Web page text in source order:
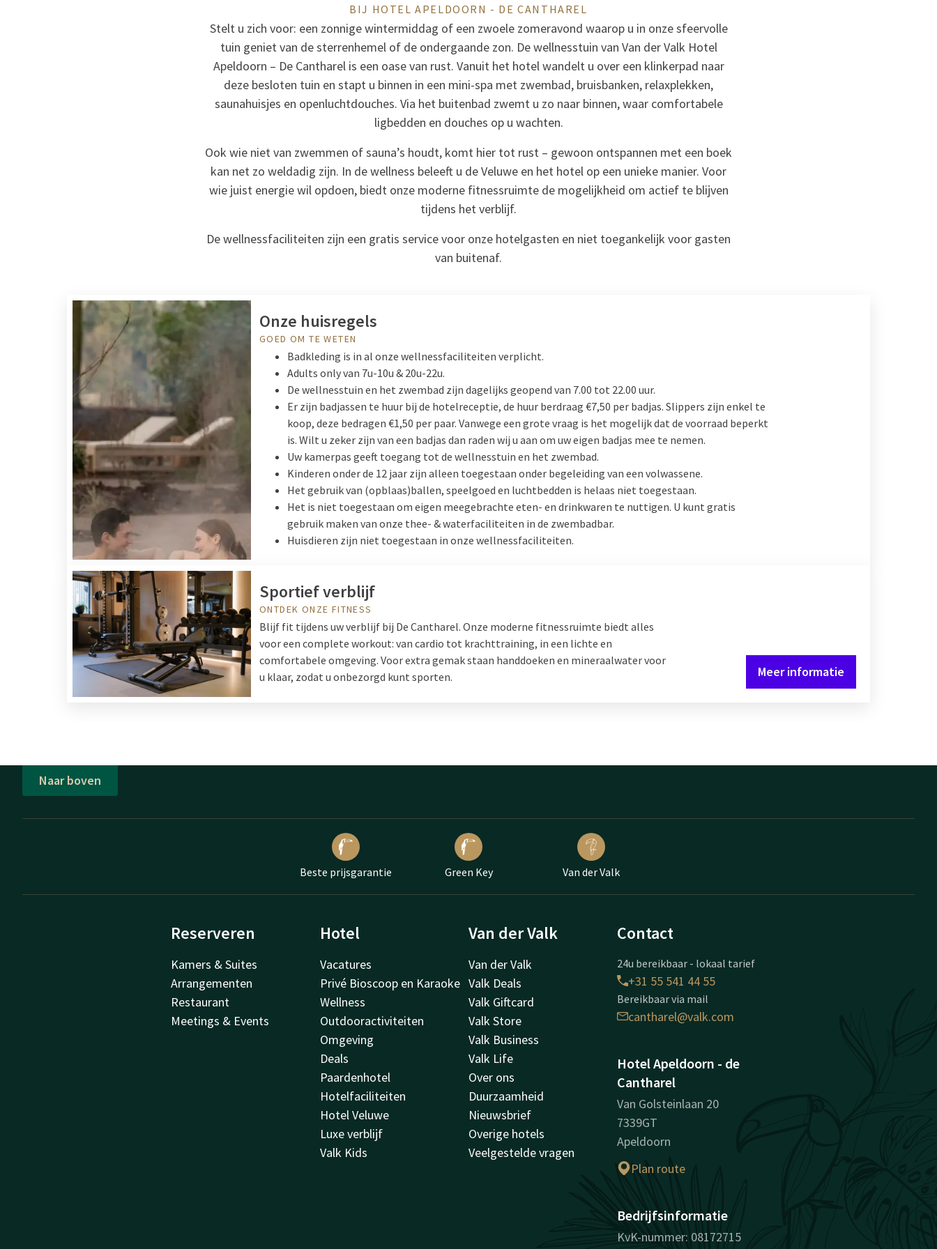
BIJ HOTEL APELDOORN - DE CANTHAREL
Stelt u zich voor: een zonnige wintermiddag of een zwoele zomeravond waarop u in onze sfeervolle
tuin geniet van de sterrenhemel of de ondergaande zon. De wellnesstuin van Van der Valk Hotel
Apeldoorn – De Cantharel is een oase van rust. Vanuit het hotel wandelt u over een klinkerpad naar
deze besloten tuin en stapt u binnen in een mini-spa met zwembad, bruisbanken, relaxplekken,
saunahuisjes en openluchtdouches. Via het buitenbad zwemt u zo naar binnen, waar comfortabele
ligbedden en douches op u wachten.
Ook wie niet van zwemmen of sauna’s houdt, komt hier tot rust – gewoon ontspannen met een boek
kan net zo weldadig zijn. In de wellness beleeft u de Veluwe en het hotel op een unieke manier. Voor
wie juist energie wil opdoen, biedt onze moderne fitnessruimte de mogelijkheid om actief te blijven
tijdens het verblijf.
De wellnessfaciliteiten zijn een gratis service voor onze hotelgasten en niet toegankelijk voor gasten
van buitenaf.
Onze huisregels
GOED OM TE WETEN
Badkleding is in al onze wellnessfaciliteiten verplicht.
Adults only van 7u-10u & 20u-22u.
De wellnesstuin en het zwembad zijn dagelijks geopend van 7.00 tot 22.00 uur.
Er zijn badjassen te huur bij de hotelreceptie, de huur berdraag €7,50 per badjas. Slippers zijn enkel te
koop, deze bedragen €1,50 per paar. Vanwege een grote vraag is het mogelijk dat de voorraad beperkt
is. Wilt u zeker zijn van een badjas dan raden wij u aan om uw eigen badjas mee te nemen.
Uw kamerpas geeft toegang tot de wellnesstuin en het zwembad.
Kinderen onder de 12 jaar zijn alleen toegestaan onder begeleiding van een volwassene.
Het gebruik van (opblaas)ballen, speelgoed en luchtbedden is helaas niet toegestaan.
Het is niet toegestaan om eigen meegebrachte eten- en drinkwaren te nuttigen. U kunt gratis
gebruik maken van onze thee- & waterfaciliteiten in de zwembadbar.
Huisdieren zijn niet toegestaan in onze wellnessfaciliteiten.
Sportief verblijf
ONTDEK ONZE FITNESS
Blijf fit tijdens uw verblijf bij De Cantharel. Onze moderne fitnessruimte biedt alles
voor een complete workout: van cardio tot krachttraining, in een lichte en
comfortabele omgeving. Voor extra gemak staan handdoeken en mineraalwater voor
u klaar, zodat u onbezorgd kunt sporten.
Meer informatie
Naar boven
Beste prijsgarantie Green Key Van der Valk
Reserveren
Kamers & Suites
Arrangementen
Restaurant
Meetings & Events
Hotel
Vacatures
Privé Bioscoop en Karaoke
Wellness
Outdooractiviteiten
Omgeving
Deals
Paardenhotel
Hotelfaciliteiten
Hotel Veluwe
Luxe verblijf
Valk Kids
Van der Valk
Van der Valk
Valk Deals
Valk Giftcard
Valk Store
Valk Business
Valk Life
Over ons
Duurzaamheid
Nieuwsbrief
Overige hotels
Veelgestelde vragen
Contact
24u bereikbaar - lokaal tarief
+31 55 541 44 55
Bereikbaar via mail
cantharel@valk.com
Hotel Apeldoorn - de
Cantharel
Van Golsteinlaan 20
7339GT
Apeldoorn
Plan route
Bedrijfsinformatie
KvK-nummer: 08172715